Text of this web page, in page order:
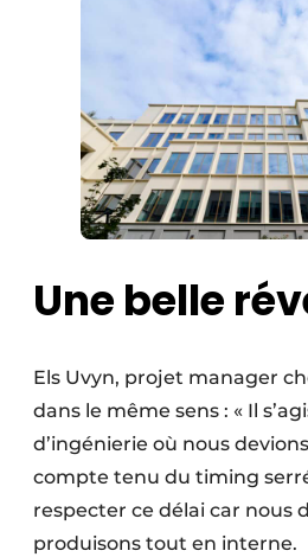
Une belle
Els Uvyn, projet manager
dans le même sens : « Il
d’ingénierie où nous
compte tenu du timing
respecter ce délai car nous
produisons tout en interne.